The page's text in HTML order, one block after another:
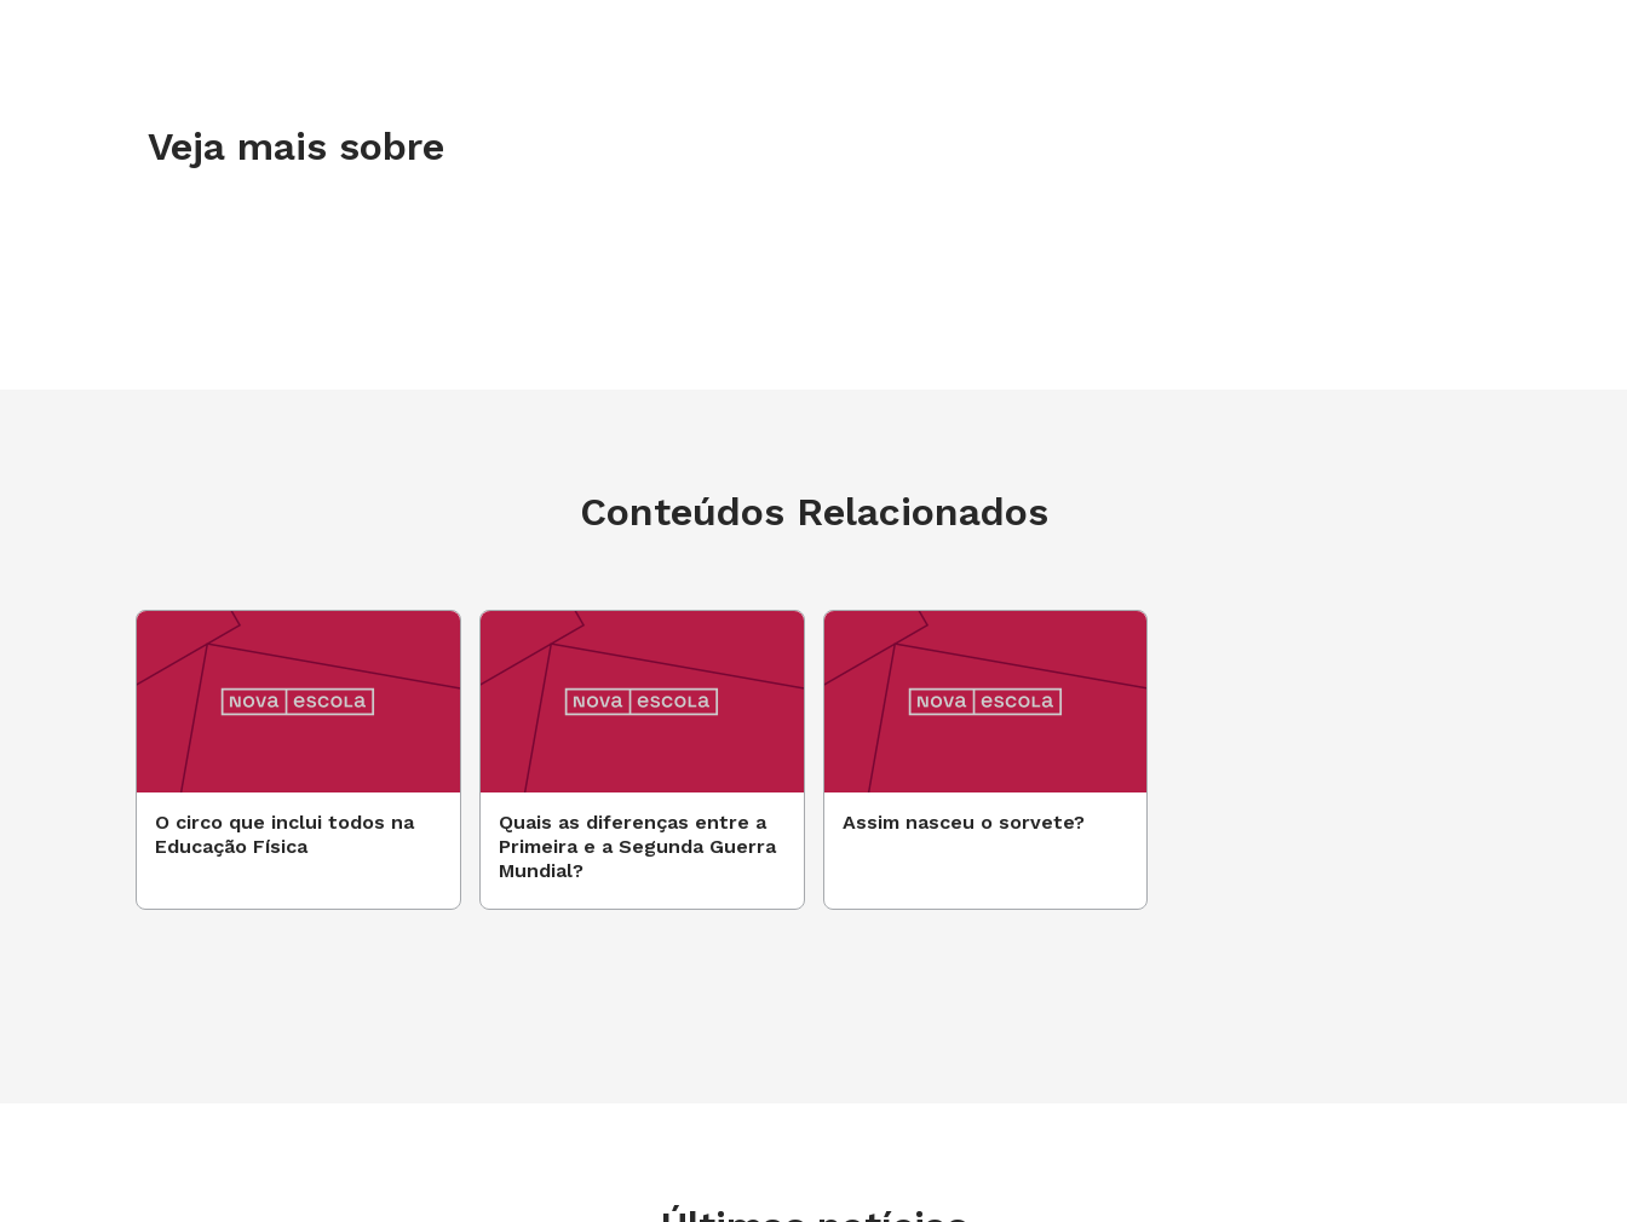
Administração Pública, Publicidade, Relações Públicas, Engenharia,
genteegestao@novaescola.org.br até 20 de dezembro de 2017
Veja mais sobre
Conteúdos Relacionados
O circo que inclui todos na
Educação Física
Quais as diferenças entre a
Primeira e a Segunda Guerra
Mundial?
Assim nasceu o sorvete?